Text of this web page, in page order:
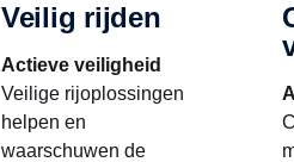
Veilig rijden
Actieve veiligheid
Veilige rijoplossingen
helpen en
waarschuwen de